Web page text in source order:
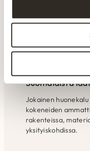
kuin
huonekalut
Avainlippu-
ylpeästi yllä
Suomalaista
Jokainen
kokeneiden
rakenteissa,
yksityiskohdissa.